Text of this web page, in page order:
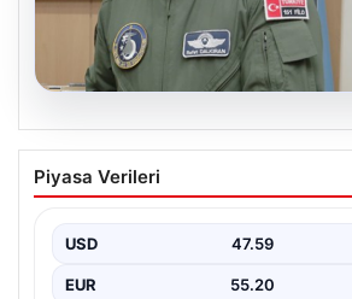
04.08.2026
Rafet Dalkıran kimdir? Yeni
Kuvvetleri Komutanı Rafet
Piyasa Verileri
USD 47.59
EUR 55.20